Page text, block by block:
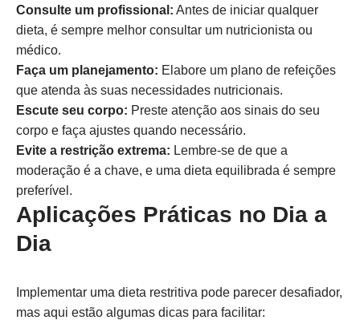
Consulte um profissional: Antes de iniciar qualquer
dieta, é sempre melhor consultar um nutricionista ou
médico.
Faça um planejamento: Elabore um plano de refeições
que atenda às suas necessidades nutricionais.
Escute seu corpo: Preste atenção aos sinais do seu
corpo e faça ajustes quando necessário.
Evite a restrição extrema: Lembre-se de que a
moderação é a chave, e uma dieta equilibrada é sempre
preferível.
Aplicações Práticas no Dia a
Dia
Implementar uma dieta restritiva pode parecer desafiador,
mas aqui estão algumas dicas para facilitar: